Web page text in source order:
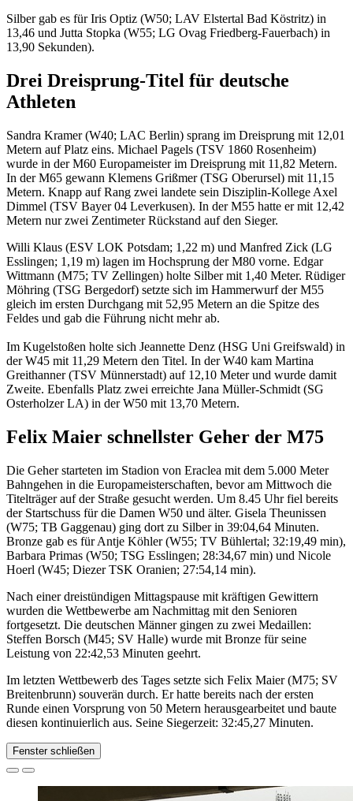
Silber gab es für Iris Optiz (W50; LAV Elstertal Bad Köstritz) in
13,46 und Jutta Stopka (W55; LG Ovag Friedberg-Fauerbach) in
13,90 Sekunden).
Drei Dreisprung-Titel für deutsche
Athleten
Sandra Kramer (W40; LAC Berlin) sprang im Dreisprung mit 12,01
Metern auf Platz eins. Michael Pagels (TSV 1860 Rosenheim)
wurde in der M60 Europameister im Dreisprung mit 11,82 Metern.
In der M65 gewann Klemens Grißmer (TSG Oberursel) mit 11,15
Metern. Knapp auf Rang zwei landete sein Disziplin-Kollege Axel
Dimmel (TSV Bayer 04 Leverkusen). In der M55 hatte er mit 12,42
Metern nur zwei Zentimeter Rückstand auf den Sieger.
Willi Klaus (ESV LOK Potsdam; 1,22 m) und Manfred Zick (LG
Esslingen; 1,19 m) lagen im Hochsprung der M80 vorne. Edgar
Wittmann (M75; TV Zellingen) holte Silber mit 1,40 Meter. Rüdiger
Möhring (TSG Bergedorf) setzte sich im Hammerwurf der M55
gleich im ersten Durchgang mit 52,95 Metern an die Spitze des
Feldes und gab die Führung nicht mehr ab.
Im Kugelstoßen holte sich Jeannette Denz (HSG Uni Greifswald) in
der W45 mit 11,29 Metern den Titel. In der W40 kam Martina
Greithanner (TSV Münnerstadt) auf 12,10 Meter und wurde damit
Zweite. Ebenfalls Platz zwei erreichte Jana Müller-Schmidt (SG
Osterholzer LA) in der W50 mit 13,70 Metern.
Felix Maier schnellster Geher der M75
Die Geher starteten im Stadion von Eraclea mit dem 5.000 Meter
Bahngehen in die Europameisterschaften, bevor am Mittwoch die
Titelträger auf der Straße gesucht werden. Um 8.45 Uhr fiel bereits
der Startschuss für die Damen W50 und älter. Gisela Theunissen
(W75; TB Gaggenau) ging dort zu Silber in 39:04,64 Minuten.
Bronze gab es für Antje Köhler (W55; TV Bühlertal; 32:19,49 min),
Barbara Primas (W50; TSG Esslingen; 28:34,67 min) und Nicole
Hoerl (W45; Diezer TSK Oranien; 27:54,14 min).
Nach einer dreistündigen Mittagspause mit kräftigen Gewittern
wurden die Wettbewerbe am Nachmittag mit den Senioren
fortgesetzt. Die deutschen Männer gingen zu zwei Medaillen:
Steffen Borsch (M45; SV Halle) wurde mit Bronze für seine
Leistung von 22:42,53 Minuten geehrt.
Im letzten Wettbewerb des Tages setzte sich Felix Maier (M75; SV
Breitenbrunn) souverän durch. Er hatte bereits nach der ersten
Runde einen Vorsprung von 50 Metern herausgearbeitet und baute
diesen kontinuierlich aus. Seine Siegerzeit: 32:45,27 Minuten.
Fenster schließen